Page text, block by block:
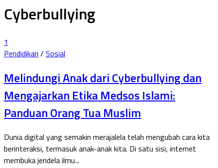
Cyberbullying
1
Pendidikan / Sosial
Melindungi Anak dari Cyberbullying dan
Mengajarkan Etika Medsos Islami:
Panduan Orang Tua Muslim
Dunia digital yang semakin merajalela telah mengubah cara kita
berinteraksi, termasuk anak-anak kita. Di satu sisi, internet
membuka jendela ilmu...